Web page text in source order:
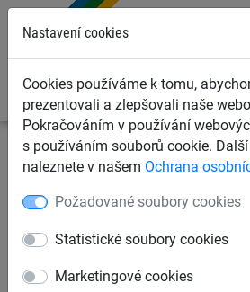
Nastavení cookies
Cookies používáme k tomu,
prezentovali a zlepšovali naše
Pokračováním v používání
s používáním souborů cookie.
naleznete v našem Ochrana
Požadované soubory cookies
Statistické soubory cookies
Marketingové cookies
Dětská lanová hřiště Lanové
Cheopsova